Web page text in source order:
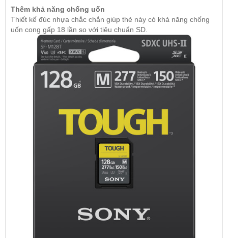
Thêm khả năng chống uốn
Thiết kế đúc nhựa chắc chắn giúp thẻ này có khả năng chống
uốn cong gấp 18 lần so với tiêu chuẩn SD.